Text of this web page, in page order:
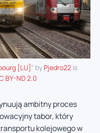
[LU] " by Pjedro22is
BY-ND 2.0
ambitny proces
tabor, który
kolejowego w